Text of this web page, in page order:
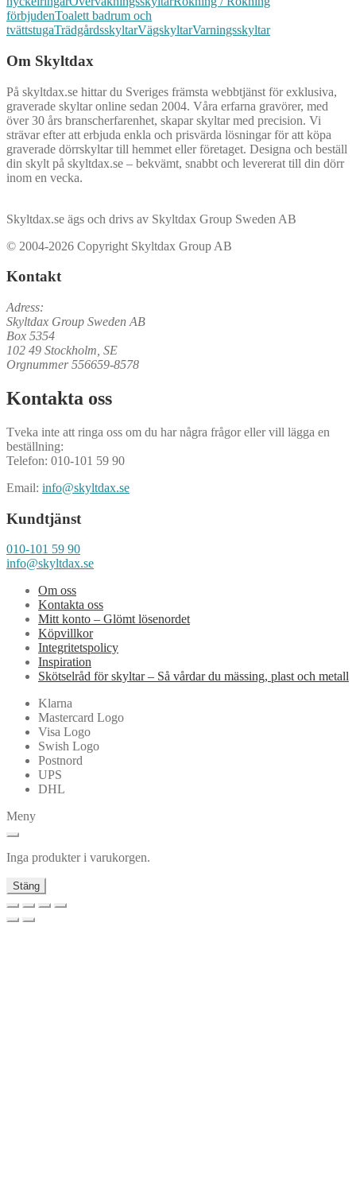
förbjudenToalett badrum och
tvättstugaTrädgårdsskyltarVägskyltarVarningsskyltar
Om Skyltdax
På skyltdax.se hittar du Sveriges främsta webbtjänst för exklusiva,
graverade skyltar online sedan 2004. Våra erfarna gravörer, med
över 30 års branscherfarenhet, skapar skyltar med precision. Vi
strävar efter att erbjuda enkla och prisvärda lösningar för att köpa
graverade dörrskyltar till hemmet eller företaget. Designa och beställ
din skylt på skyltdax.se – bekvämt, snabbt och levererat till din dörr
inom en vecka.
Skyltdax.se ägs och drivs av Skyltdax Group Sweden AB
© 2004-2026 Copyright Skyltdax Group AB
Kontakt
Adress:
Skyltdax Group Sweden AB
Box 5354
102 49 Stockholm, SE
Orgnummer 556659-8578
Kontakta oss
Tveka inte att ringa oss om du har några frågor eller vill lägga en
beställning:
Telefon: 010-101 59 90
Email: info@skyltdax.se
Kundtjänst
010-101 59 90
info@skyltdax.se
Om oss
Kontakta oss
Mitt konto – Glömt lösenordet
Köpvillkor
Integritetspolicy
Inspiration
Skötselråd för skyltar – Så vårdar du mässing, plast och metall
Klarna
Mastercard Logo
Visa Logo
Swish Logo
Postnord
UPS
DHL
Meny
Inga produkter i varukorgen.
Stäng